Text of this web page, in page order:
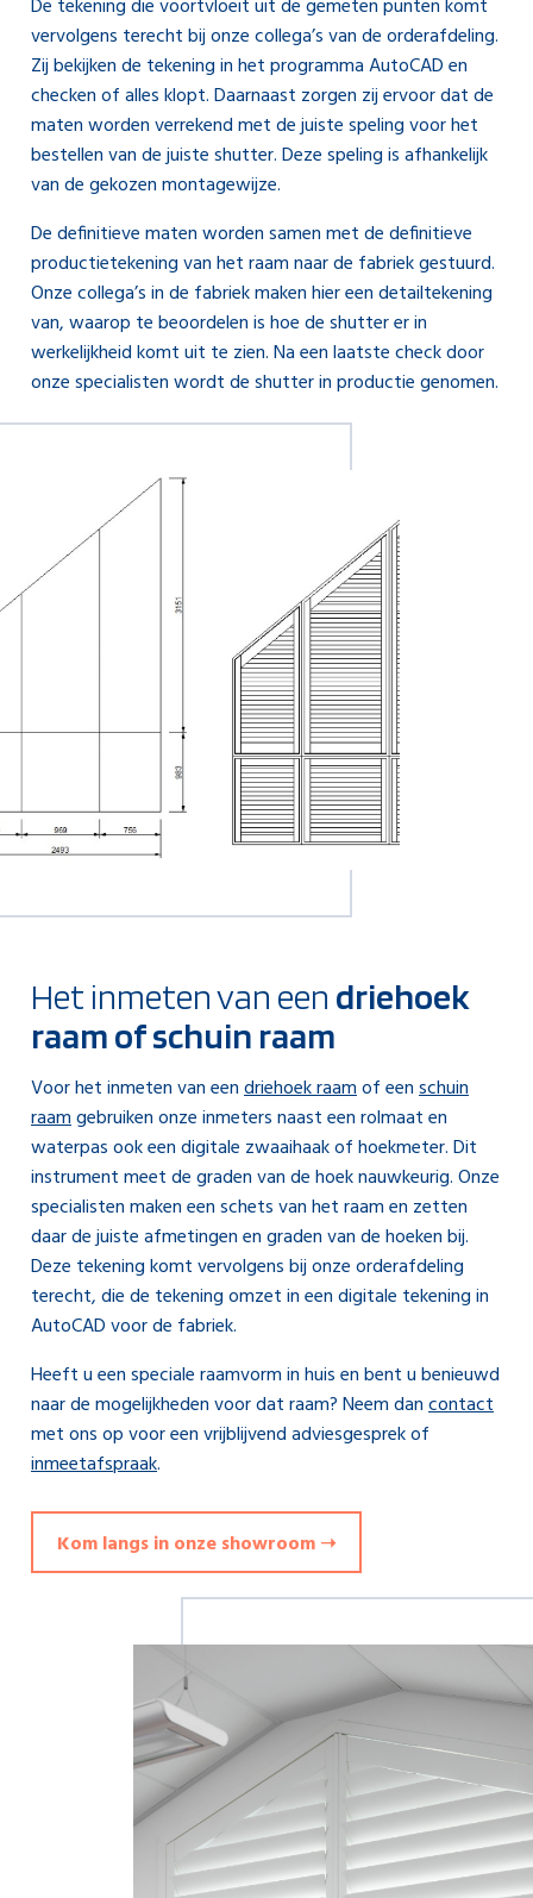
De tekening die voortvloeit uit de gemeten punten komt
vervolgens terecht bij onze collega’s van de orderafdeling.
Zij bekijken de tekening in het programma AutoCAD en
checken of alles klopt. Daarnaast zorgen zij ervoor dat de
maten worden verrekend met de juiste speling voor het
bestellen van de juiste shutter. Deze speling is afhankelijk
van de gekozen montagewijze.
De definitieve maten worden samen met de definitieve
productietekening van het raam naar de fabriek gestuurd.
Onze collega’s in de fabriek maken hier een detailtekening
van, waarop te beoordelen is hoe de shutter er in
werkelijkheid komt uit te zien. Na een laatste check door
onze specialisten wordt de shutter in productie genomen.
Het inmeten van een driehoek
raam of schuin raam
Voor het inmeten van eendriehoek raamof eenschuin
raamgebruiken onze inmeters naast een rolmaat en
waterpas ook een digitale zwaaihaak of hoekmeter. Dit
instrument meet de graden van de hoek nauwkeurig. Onze
specialisten maken een schets van het raam en zetten
daar de juiste afmetingen en graden van de hoeken bij.
Deze tekening komt vervolgens bij onze orderafdeling
terecht, die de tekening omzet in een digitale tekening in
AutoCAD voor de fabriek.
Heeft u een speciale raamvorm in huis en bent u benieuwd
naar de mogelijkheden voor dat raam? Neem dancontact
met ons op voor een vrijblijvend adviesgesprek of
inmeetafspraak.
Kom langs in onze showroom ➝